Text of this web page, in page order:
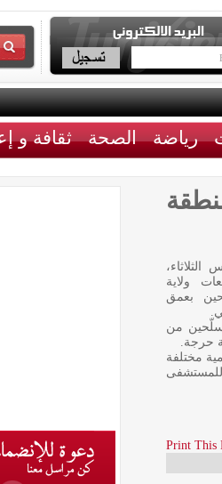
رياضة الصحة ثقافة و
ولاية
بعمق
من
حرجة.
مختلفة
للمستشفى